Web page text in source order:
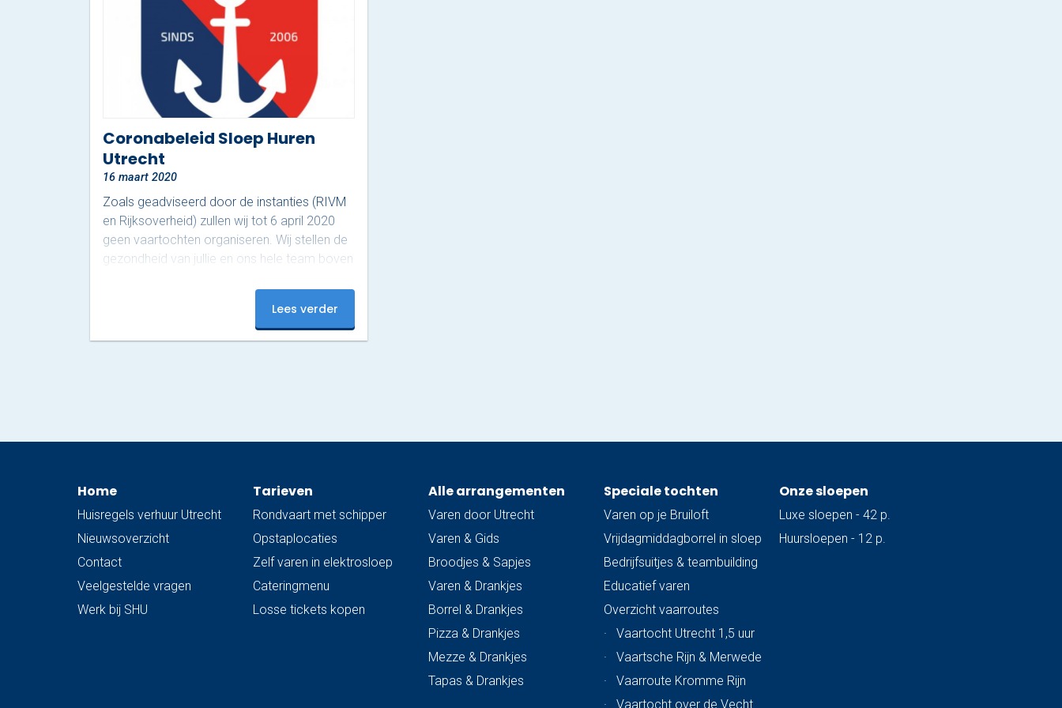
Coronabeleid Sloep Huren
Utrecht
16 maart 2020
Zoals geadviseerd door de instanties (RIVM
en Rijksoverheid) zullen wij tot 6 april 2020
geen vaartochten organiseren. Wij stellen de
gezondheid van jullie en ons hele team boven
snel weer onder controle is. Wij hopen dat
iedereen zich, zoveel als mogelijk, zal houden
aan de adviezen en restricties van het RIVM,
Lees verder
Home
Huisregels verhuur Utrecht
Nieuwsoverzicht
Contact
Veelgestelde vragen
Werk bij SHU
Tarieven
Rondvaart met schipper
Opstaplocaties
Zelf varen in elektrosloep
Cateringmenu
Losse tickets kopen
Alle arrangementen
Varen door Utrecht
Varen & Gids
Broodjes & Sapjes
Varen & Drankjes
Borrel & Drankjes
Pizza & Drankjes
Mezze & Drankjes
Tapas & Drankjes
Speciale tochten
Varen op je Bruiloft
Vrijdagmiddagborrel in sloep
Bedrijfsuitjes & teambuilding
Educatief varen
Overzicht vaarroutes
·
Vaartocht Utrecht 1,5 uur
·
Vaartsche Rijn & Merwede
·
Vaarroute Kromme Rijn
·
Vaartocht over de Vecht
Onze sloepen
Luxe sloepen - 42 p.
Huursloepen - 12 p.